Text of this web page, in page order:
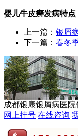
婴儿牛皮癣发病特点
上一篇： 银屑
下一篇： 春冬
成都银康银屑病医
网上挂号 在线咨询